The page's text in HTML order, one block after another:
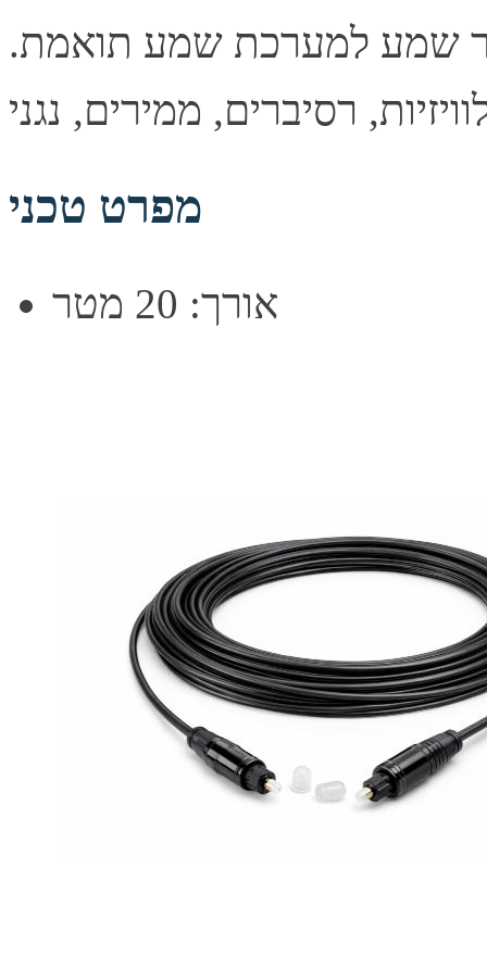
שמע למערכת שמע תואמת.
מפרט טכני
אורך: 20 מטר